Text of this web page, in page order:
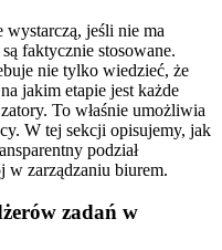
jeśli nie ma
faktycznie stosowane.
nie tylko wiedzieć, że
jakim etapie jest każde
To właśnie umożliwia
W tej sekcji opisujemy, jak
podział
w zarządzaniu biurem.
zadań w